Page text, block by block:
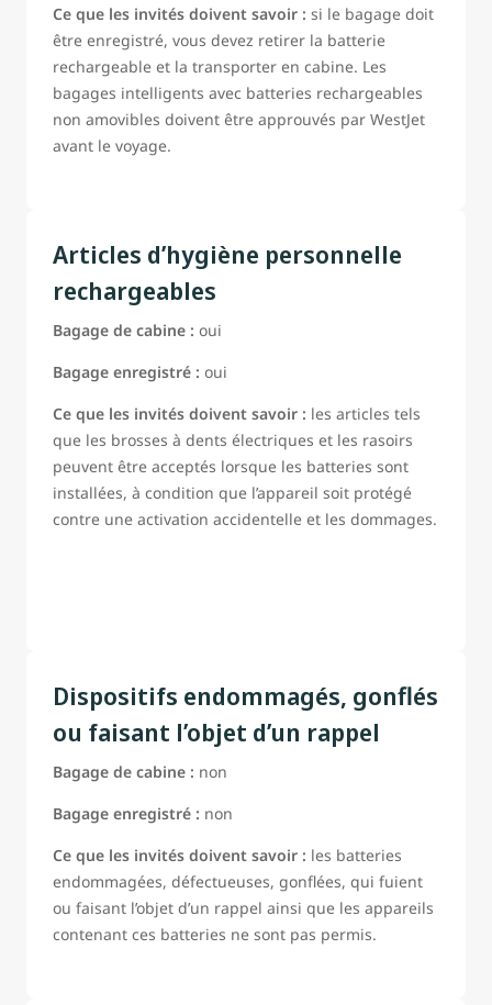
Ce que les invités doivent savoir : si le bagage doit
être enregistré, vous devez retirer la batterie
rechargeable et la transporter en cabine. Les
bagages intelligents avec batteries rechargeables
non amovibles doivent être approuvés par WestJet
avant le voyage.
Articles d’hygiène personnelle
rechargeables
Bagage de cabine : oui
Bagage enregistré : oui
Ce que les invités doivent savoir : les articles tels
que les brosses à dents électriques et les rasoirs
peuvent être acceptés lorsque les batteries sont
installées, à condition que l’appareil soit protégé
contre une activation accidentelle et les dommages.
Dispositifs endommagés, gonflés
ou faisant l’objet d’un rappel
Bagage de cabine : non
Bagage enregistré : non
Ce que les invités doivent savoir : les batteries
endommagées, défectueuses, gonflées, qui fuient
ou faisant l’objet d’un rappel ainsi que les appareils
contenant ces batteries ne sont pas permis.